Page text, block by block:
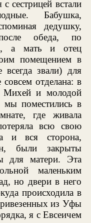
сестрицей встали
Бабушка,
дедушку,
обеда, по
а мать и отец
помещением в
всегда звали) для
отделана: в
Михей и молодой
поместились в
где живала
всю свою
и вся сторона,
были закрыты
для матери. Эта
маленьким
но двери в него
происходила в
из Уфы
я с Евсеичем